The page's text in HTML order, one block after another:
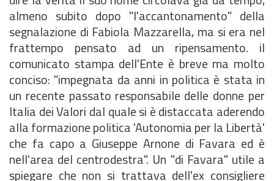
almeno subito dopo "l'accantonamento" della
segnalazione di Fabiola Mazzarella, ma si era nel
frattempo pensato ad un ripensamento. il
comunicato stampa dell'Ente è breve ma molto
conciso: "impegnata da anni in politica è stata in
un recente passato responsabile delle donne per
Italia dei Valori dal quale si è distaccata aderendo
alla formazione politica 'Autonomia per la Libertà'
che fa capo a Giuseppe Arnone di Favara ed è
nell'area del centrodestra". Un "di Favara" utile a
spiegare che non si trattava dell'ex consigliere